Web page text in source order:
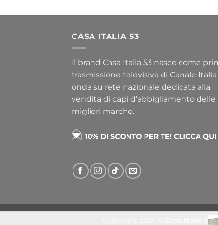
CASA ITALIA 53
Il brand Casa Italia 53 nasce come
trasmissione televisiva di Canale
onda su rete nazionale dedicata alla
vendita di capi d'abbigliamento delle
migliori marche.
Casa Italia 53